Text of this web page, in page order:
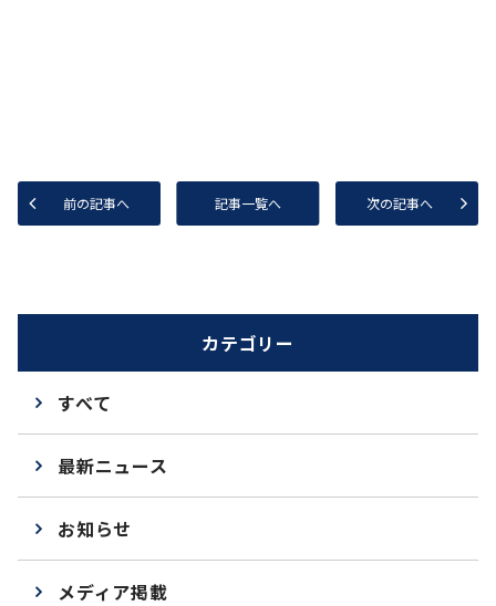
前の記事へ 記事一覧へ 次の記事へ
カテゴリー
すべて
最新ニュース
お知らせ
メディア掲載